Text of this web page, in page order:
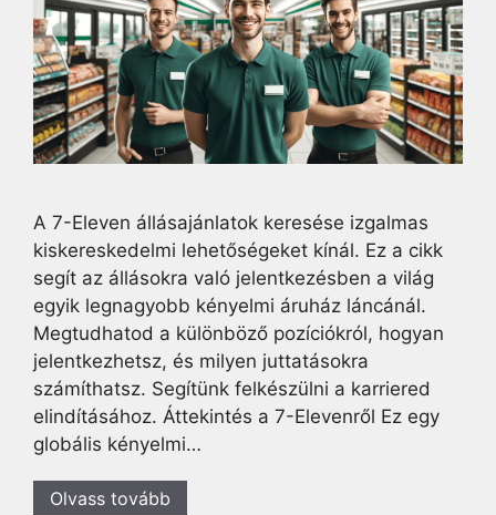
A 7-Eleven állásajánlatok keresése izgalmas
kiskereskedelmi lehetőségeket kínál. Ez a cikk
segít az állásokra való jelentkezésben a világ
egyik legnagyobb kényelmi áruház láncánál.
Megtudhatod a különböző pozíciókról, hogyan
jelentkezhetsz, és milyen juttatásokra
számíthatsz. Segítünk felkészülni a karriered
elindításához. Áttekintés a 7-Elevenről Ez egy
globális kényelmi…
Olvass tovább